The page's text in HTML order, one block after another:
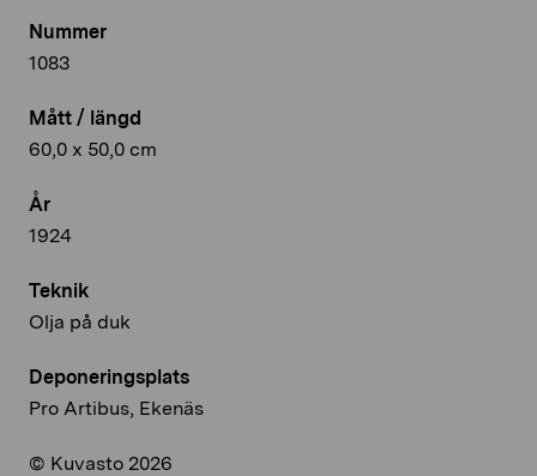
Nummer
1083
Mått / längd
60,0 x 50,0 cm
År
1924
Teknik
Olja på duk
Deponeringsplats
Pro Artibus, Ekenäs
© Kuvasto 2026